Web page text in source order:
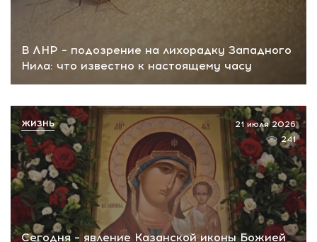
В ЛНР – подозрение на лихорадку Западного
Нила: что известно к настоящему часу
Сегодня – явление Казанской иконы Божией
21 июля 2026
241
ЖИЗНЬ